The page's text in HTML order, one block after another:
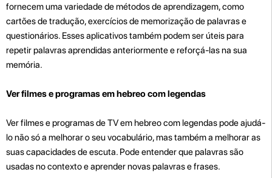
fornecem uma variedade de métodos de aprendizagem, como
cartões de tradução, exercícios de memorização de palavras e
questionários. Esses aplicativos também podem ser úteis para
repetir palavras aprendidas anteriormente e reforçá-las na sua
memória.
Ver filmes e programas em hebreo com legendas
Ver filmes e programas de TV em hebreo com legendas pode ajudá-
lo não só a melhorar o seu vocabulário, mas também a melhorar as
suas capacidades de escuta. Pode entender que palavras são
usadas no contexto e aprender novas palavras e frases.